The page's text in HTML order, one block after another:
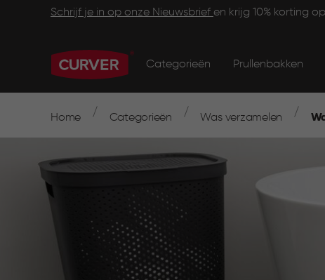
Schrijf je in op onze Nieuwsbrief en krijg 10% korting
navigation
Categorieën Prullenbakken
Main
Navigation
Home Categorieën Was verzamelen
Footer
Information